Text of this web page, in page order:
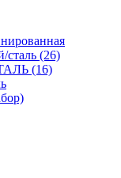
сталь (26)
(16)